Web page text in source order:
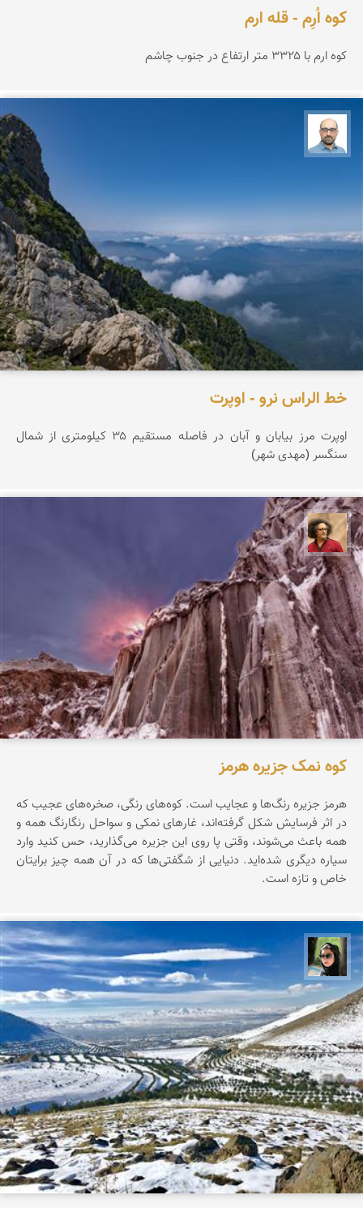
کوه اُرِم - قله ارم
کوه ارم با ۳۳۲۵ متر ارتفاع در جنوب چاشم
خط الراس نرو - اوپرت
اوپرت مرز بیابان و آبان در فاصله مستقیم ۳۵ کیلومتری از شمال
سنگسر (مهدی شهر)
مصطفی ربیعی بهشتی
کوه نمک جزیره هرمز
هرمز جزیره‌ رنگ‌ها‌ و عجایب است. کوه‌های رنگی، صخره‌های عجیب که
در اثر فرسایش شکل گرفته‌اند، غارهای نمکی و سواحل رنگارنگ همه و
همه باعث می‌شوند، وقتی پا روی این جزیره می‌گذارید، حس کنید وارد
سیاره‌ دیگری شده‌اید. دنیایی از شگفتی‌ها که در آن همه چیز برایتان
خاص و تازه است.
سپیده اصلان